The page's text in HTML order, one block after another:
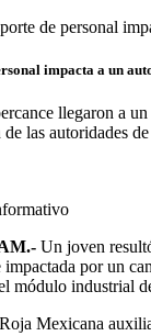
de personal
impacta a un
llegaron a
las autoridades
Un joven
por un
módulo industrial
Mexicana